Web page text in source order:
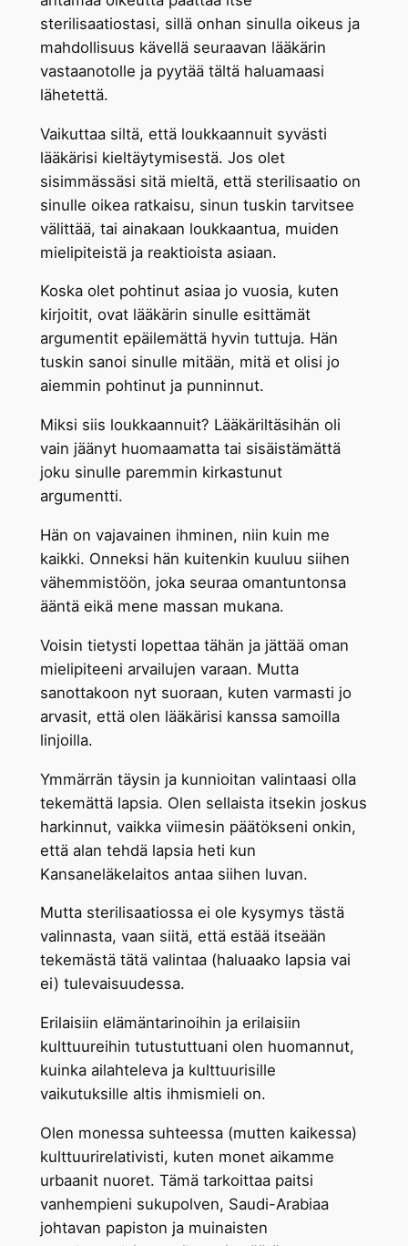
sterilisaatiostasi, sillä onhan sinulla oikeus ja
mahdollisuus kävellä seuraavan lääkärin
vastaanotolle ja pyytää tältä haluamaasi
lähetettä.
Vaikuttaa siltä, että loukkaannuit syvästi
lääkärisi kieltäytymisestä. Jos olet
sisimmässäsi sitä mieltä, että sterilisaatio on
sinulle oikea ratkaisu, sinun tuskin tarvitsee
välittää, tai ainakaan loukkaantua, muiden
mielipiteistä ja reaktioista asiaan.
Koska olet pohtinut asiaa jo vuosia, kuten
kirjoitit, ovat lääkärin sinulle esittämät
argumentit epäilemättä hyvin tuttuja. Hän
tuskin sanoi sinulle mitään, mitä et olisi jo
aiemmin pohtinut ja punninnut.
Miksi siis loukkaannuit? Lääkäriltäsihän oli
vain jäänyt huomaamatta tai sisäistämättä
joku sinulle paremmin kirkastunut
argumentti.
Hän on vajavainen ihminen, niin kuin me
kaikki. Onneksi hän kuitenkin kuuluu siihen
vähemmistöön, joka seuraa omantuntonsa
ääntä eikä mene massan mukana.
Voisin tietysti lopettaa tähän ja jättää oman
mielipiteeni arvailujen varaan. Mutta
sanottakoon nyt suoraan, kuten varmasti jo
arvasit, että olen lääkärisi kanssa samoilla
linjoilla.
Ymmärrän täysin ja kunnioitan valintaasi olla
tekemättä lapsia. Olen sellaista itsekin joskus
harkinnut, vaikka viimesin päätökseni onkin,
että alan tehdä lapsia heti kun
Kansaneläkelaitos antaa siihen luvan.
Mutta sterilisaatiossa ei ole kysymys tästä
valinnasta, vaan siitä, että estää itseään
tekemästä tätä valintaa (haluaako lapsia vai
ei) tulevaisuudessa.
Erilaisiin elämäntarinoihin ja erilaisiin
kulttuureihin tutustuttuani olen huomannut,
kuinka ailahteleva ja kulttuurisille
vaikutuksille altis ihmismieli on.
Olen monessa suhteessa (mutten kaikessa)
kulttuurirelativisti, kuten monet aikamme
urbaanit nuoret. Tämä tarkoittaa paitsi
vanhempieni sukupolven, Saudi-Arabiaa
johtavan papiston ja muinaisten